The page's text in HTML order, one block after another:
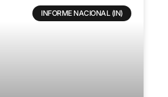
INFORME NACIONAL (IN)